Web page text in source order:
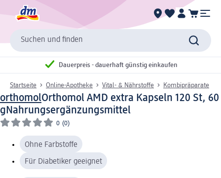
Suchen und finden
Dauerpreis - dauerhaft günstig einkaufen
Startseite Online-Apotheke Vital- & Nährstoffe Kombipräparate
orthomolOrthomol AMD extra Kapseln 120 St, 60
gNahrungsergänzungsmittel
0 (0)
Ohne Farbstoffe
Für Diabetiker geeignet